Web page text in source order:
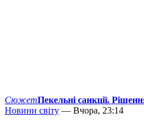
СюжетПекельні санкції.
Новини світу — Вчора, 23:14